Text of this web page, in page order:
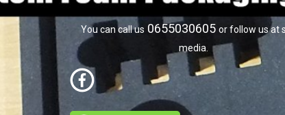
You can call us 0655030605 or follow us at
media.